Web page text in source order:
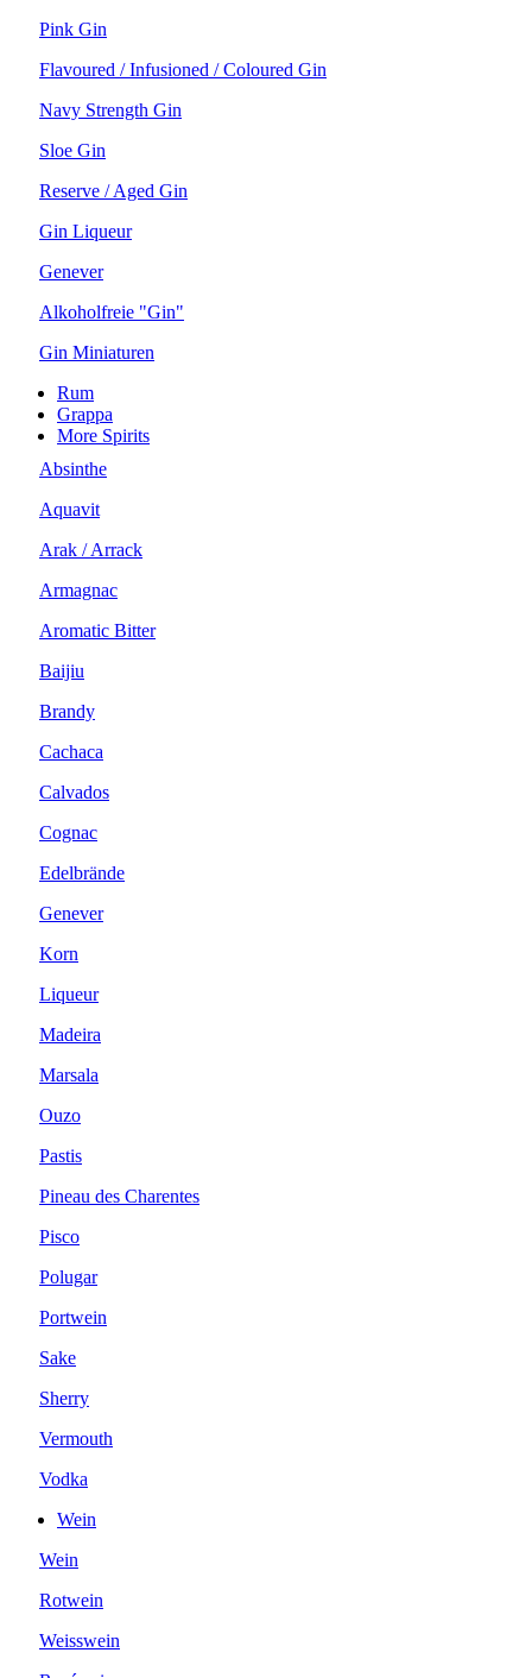
Pink Gin
Flavoured / Infusioned / Coloured Gin
Navy Strength Gin
Sloe Gin
Reserve / Aged Gin
Gin Liqueur
Genever
Alkoholfreie "Gin"
Gin Miniaturen
Rum
Grappa
More Spirits
Absinthe
Aquavit
Arak / Arrack
Armagnac
Aromatic Bitter
Baijiu
Brandy
Cachaca
Calvados
Cognac
Edelbrände
Genever
Korn
Liqueur
Madeira
Marsala
Ouzo
Pastis
Pineau des Charentes
Pisco
Polugar
Portwein
Sake
Sherry
Vermouth
Vodka
Wein
Wein
Rotwein
Weisswein